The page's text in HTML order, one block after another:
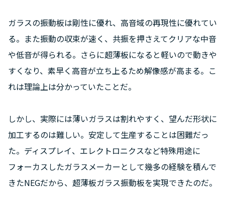
ガラスの振動板は剛性に優れ、高音域の再現性に優れてい
る。また振動の収束が速く、共振を押さえてクリアな中音
や低音が得られる。さらに超薄板になると軽いので動きや
すくなり、素早く高音が立ち上るため解像感が高まる。こ
れは理論上は分かっていたことだ。
しかし、実際には薄いガラスは割れやすく、望んだ形状に
加工するのは難しい。安定して生産することは困難だっ
た。ディスプレイ、エレクトロニクスなど特殊用途に
フォーカスしたガラスメーカーとして幾多の経験を積んで
きたNEGだから、超薄板ガラス振動板を実現できたのだ。